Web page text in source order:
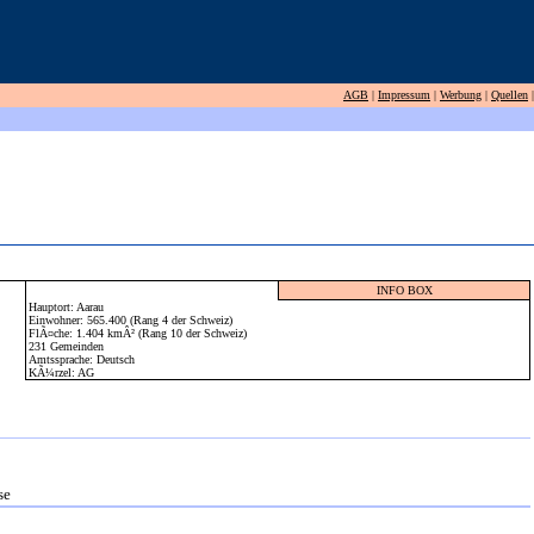
AGB | Impressum | Werbung | Quellen |
INFO BOX
Hauptort: Aarau
Einwohner: 565.400 (Rang 4 der Schweiz)
FlÃ¤che: 1.404 kmÂ² (Rang 10 der Schweiz)
231 Gemeinden
Amtssprache: Deutsch
KÃ¼rzel: AG